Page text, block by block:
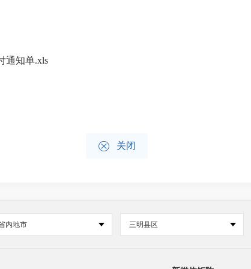
通知单.xls
 关闭
内地市 三明县区